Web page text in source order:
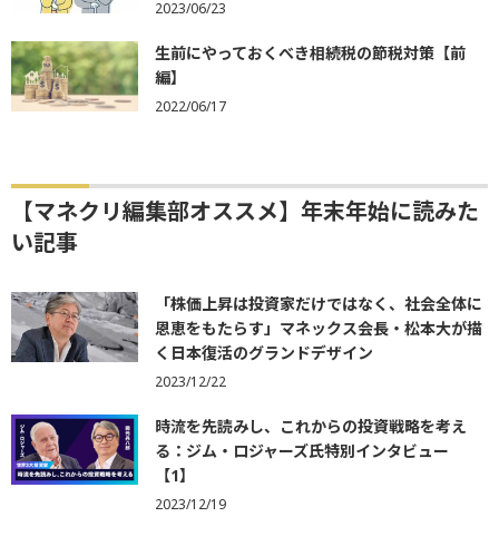
2023/06/23
生前にやっておくべき相続税の節税対策【前
編】
2022/06/17
【マネクリ編集部オススメ】年末年始に読みた
い記事
「株価上昇は投資家だけではなく、社会全体に
恩恵をもたらす」マネックス会長・松本大が描
く日本復活のグランドデザイン
2023/12/22
時流を先読みし、これからの投資戦略を考え
る：ジム・ロジャーズ氏特別インタビュー
【1】
2023/12/19